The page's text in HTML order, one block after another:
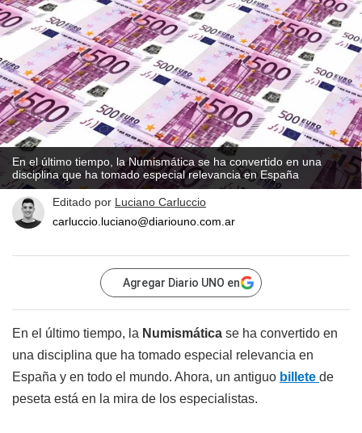
En el último tiempo, la Numismática se ha convertido en una
disciplina que ha tomado especial relevancia en España
Editado por Luciano Carluccio
carluccio.luciano@diariouno.com.ar
Agregar Diario UNO en
En el último tiempo, la Numismática se ha convertido en
una disciplina que ha tomado especial relevancia en
España y en todo el mundo. Ahora, un antiguo billete de
peseta está en la mira de los especialistas.